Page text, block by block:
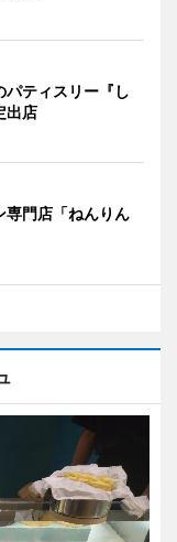
パティスリー『し
出店
専門店「ねんりん